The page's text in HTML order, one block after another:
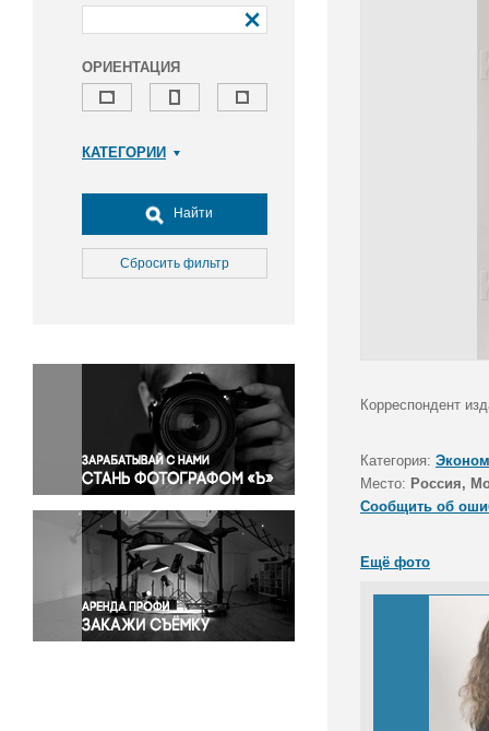
ОРИЕНТАЦИЯ
КАТЕГОРИИ
Досуг, туризм и отдых
Культура
Медицина
Окружающая среда
Политика
Правосудие
Происшествия и конфликты
Религия
Светская жизнь
Спорт
Экология
Экономика и бизнес
Найти
Сбросить фильтр
Корреспондент
Категория:
Место: Россия,
Сообщить об
Ещё фото